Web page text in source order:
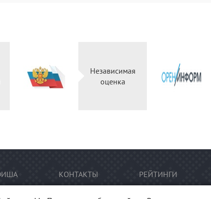
Независимая
оценка
КОНТАКТЫ РЕЙТИНГИ